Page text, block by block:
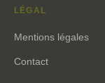
LÉGAL
Mentions légales
Contact